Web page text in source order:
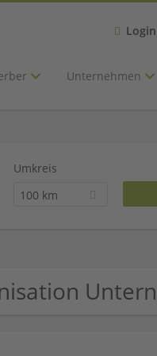
Login
Unternehmen
Umkreis
100 km